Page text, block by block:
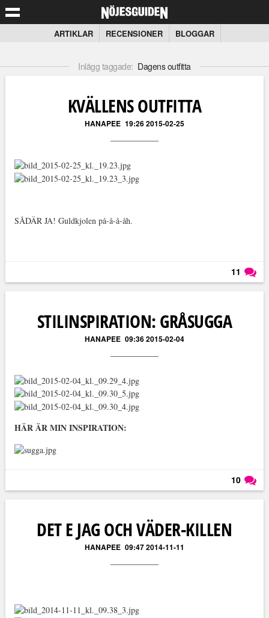
ARTIKLAR RECENSIONER BLOGGAR
Inlägg taggade: Dagens outfitta
KVÄLLENS OUTFITTA
HANAPEE 19:26 2015-02-25
SÅDÄR JA! Guldkjolen på-å-å-åh.
11
STILINSPIRATION: GRÅSUGGA
HANAPEE 09:36 2015-02-04
HÄR ÄR MIN INSPIRATION:
10
DET E JAG OCH VÄDER-KILLEN
HANAPEE 09:47 2014-11-11